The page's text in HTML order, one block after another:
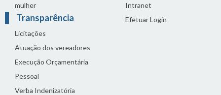
mulher
Transparência
Licitações
Atuação dos vereadores
Execução Orçamentária
Pessoal
Verba Indenizatória
Intranet
Efetuar Login